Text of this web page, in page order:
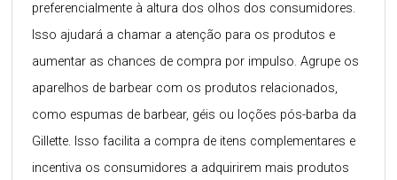
preferencialmente à altura dos olhos dos consumidores.
Isso ajudará a chamar a atenção para os produtos e
aumentar as chances de compra por impulso. Agrupe os
aparelhos de barbear com os produtos relacionados,
como espumas de barbear, géis ou loções pós-barba da
Gillette. Isso facilita a compra de itens complementares e
incentiva os consumidores a adquirirem mais produtos